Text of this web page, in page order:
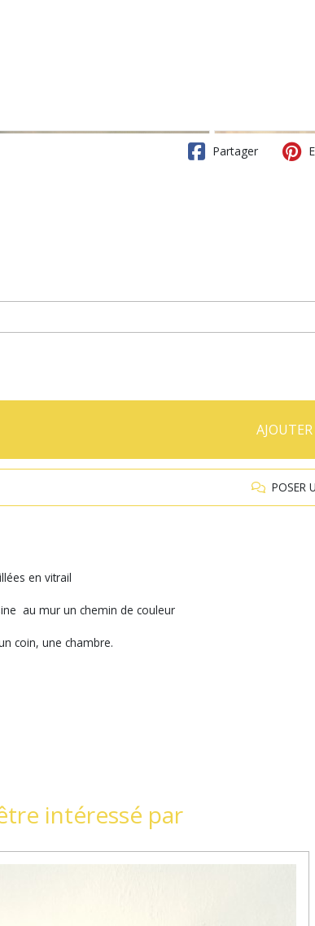
Partager
POSER
en vitrail
au mur un chemin de couleur
coin, une chambre.
intéressé par